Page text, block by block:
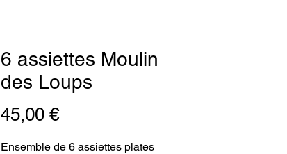
6 assiettes Moulin
des Loups
45,00 €Prix
Ensemble de 6 assiettes plates